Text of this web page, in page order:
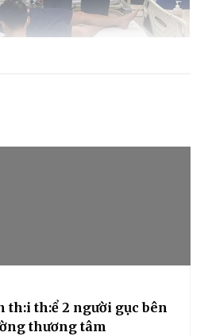
th:i th:ể 2 người gục bên
thương tâm